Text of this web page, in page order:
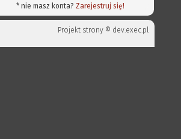
* nie masz konta? Zarejestruj się!
Projekt strony © dev.exec.pl